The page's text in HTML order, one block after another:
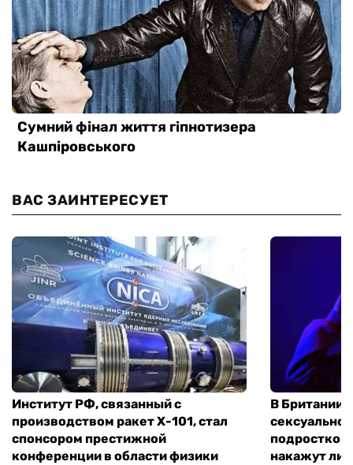
ВАС ЗАИНТЕРЕСУЕТ
Институт РФ, связанный с
производством ракет Х-101, стал
спонсором престижной
конференции в области физики
В Британии
подростком
накажут ли